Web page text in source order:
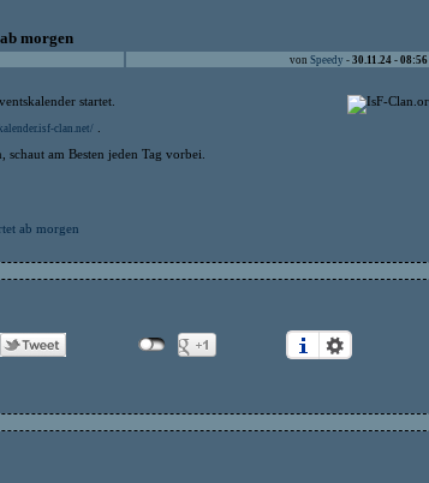
morgen
von Speedy - 30.11.24 - 08:56
startet.
clan.net/
am Besten jeden Tag vorbei.
ab morgen